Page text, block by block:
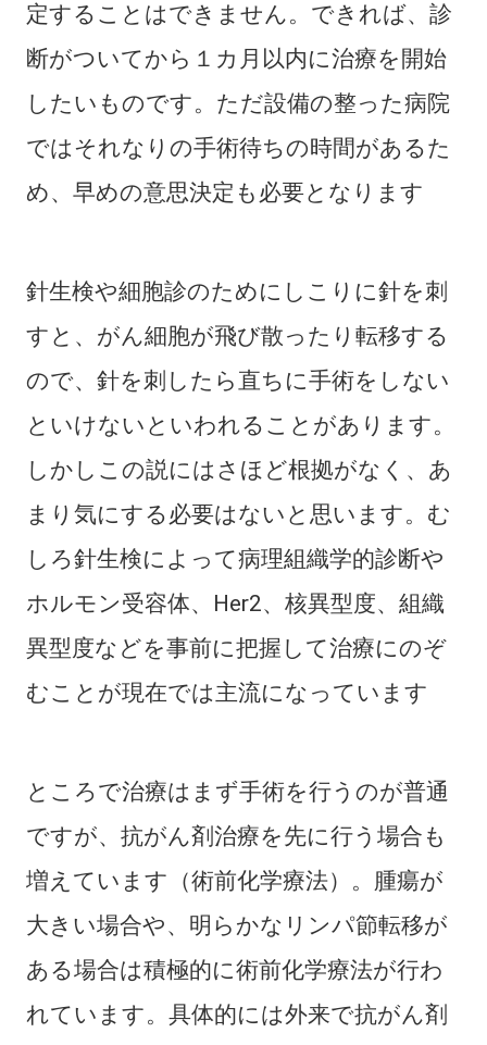
定することはできません。できれば、診
断がついてから１カ月以内に治療を開始
したいものです。ただ設備の整った病院
ではそれなりの手術待ちの時間があるた
め、早めの意思決定も必要となります
針生検や細胞診のためにしこりに針を刺
すと、がん細胞が飛び散ったり転移する
ので、針を刺したら直ちに手術をしない
といけないといわれることがあります。
しかしこの説にはさほど根拠がなく、あ
まり気にする必要はないと思います。む
しろ針生検によって病理組織学的診断や
ホルモン受容体、Her2、核異型度、組織
異型度などを事前に把握して治療にのぞ
むことが現在では主流になっています
ところで治療はまず手術を行うのが普通
ですが、抗がん剤治療を先に行う場合も
増えています（術前化学療法）。腫瘍が
大きい場合や、明らかなリンパ節転移が
ある場合は積極的に術前化学療法が行わ
れています。具体的には外来で抗がん剤